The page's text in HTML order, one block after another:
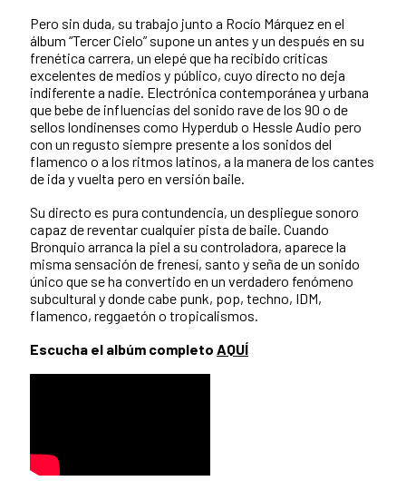
Pero sin duda, su trabajo junto a Rocío Márquez en el
álbum “Tercer Cielo” supone un antes y un después en su
frenética carrera, un elepé que ha recibido críticas
excelentes de medios y público, cuyo directo no deja
indiferente a nadie. Electrónica contemporánea y urbana
que bebe de influencias del sonido rave de los 90 o de
sellos londinenses como Hyperdub o Hessle Audio pero
con un regusto siempre presente a los sonidos del
flamenco o a los ritmos latinos, a la manera de los cantes
de ida y vuelta pero en versión baile.
Su directo es pura contundencia, un despliegue sonoro
capaz de reventar cualquier pista de baile. Cuando
Bronquio arranca la piel a su controladora, aparece la
misma sensación de frenesí, santo y seña de un sonido
único que se ha convertido en un verdadero fenómeno
subcultural y donde cabe punk, pop, techno, IDM,
flamenco, reggaetón o tropicalismos.
Escucha el albúm completo AQUÍ